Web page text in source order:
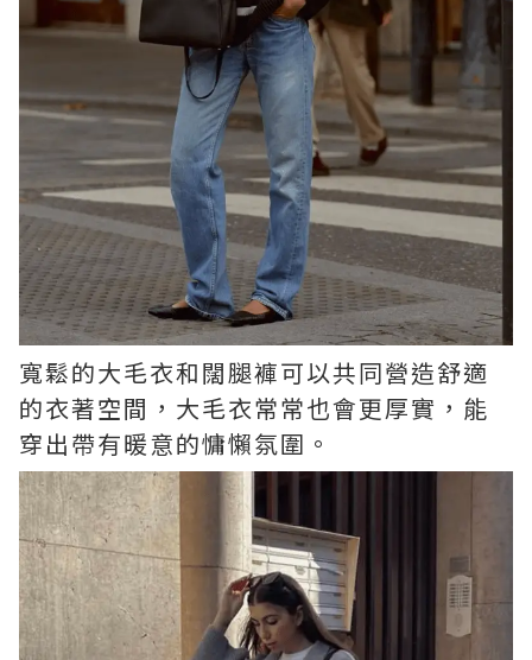
寬鬆的大毛衣和闊腿褲可以共同營造舒適
的衣著空間，大毛衣常常也會更厚實，能
穿出帶有暖意的慵懶氛圍。